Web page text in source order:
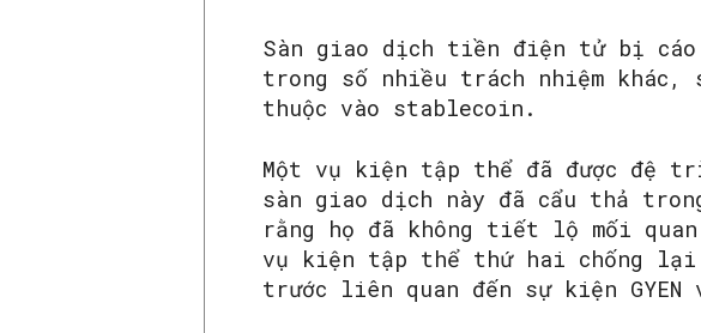
Sàn giao dịch tiền điện tử bị
trong số nhiều trách nhiệm
thuộc vào stablecoin.
Một vụ kiện tập thể đã được đệ
sàn giao dịch này đã cẩu thả
rằng họ đã không tiết lộ mối
vụ kiện tập thể thứ hai chống lại
trước liên quan đến sự kiện GYEN